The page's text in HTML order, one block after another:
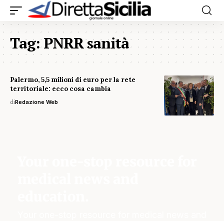
Tag:PNRR sanità
Palermo, 5,5 milioni di euro per la rete
territoriale: ecco cosa cambia
diRedazione Web